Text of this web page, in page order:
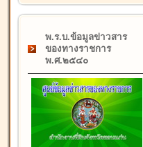
พ.ร.บ.ข้อมูลข่าวสาร
ของทางราชการ
พ.ศ.๒๕๔๐